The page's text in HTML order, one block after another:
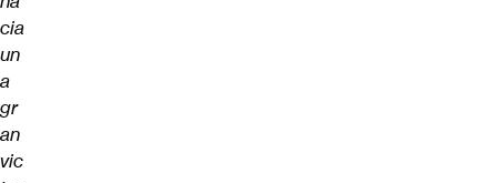
cia
un
a
gr
an
vic